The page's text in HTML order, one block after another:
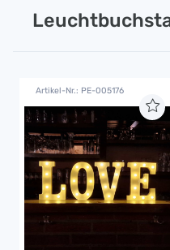
Artikel-Nr.: PE-005176